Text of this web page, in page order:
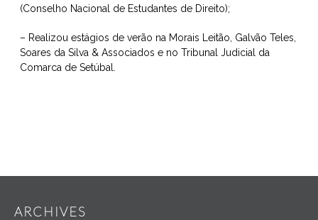
(Conselho Nacional de Estudantes de Direito);
– Realizou estágios de verão na Morais Leitão, Galvão Teles,
Soares da Silva & Associados e no Tribunal Judicial da
Comarca de Setúbal.
ARCHIVES